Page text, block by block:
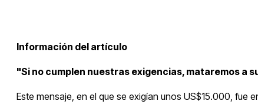
Información del artículo
"Si no cumplen nuestras exigencias, mataremos a
Este mensaje, en el que se exigían unos US$15.000, fue